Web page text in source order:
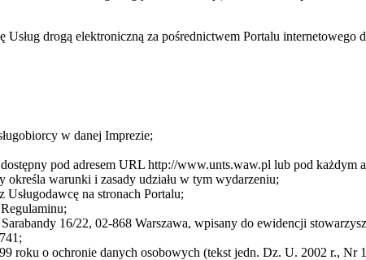
drogą elektroniczną za pośrednictwem Portalu internetowego
w danej Imprezie;
pod adresem URL http://www.unts.waw.pl lub pod każdym
warunki i zasady udziału w tym wydarzeniu;
na stronach Portalu;
16/22, 02-868 Warszawa, wpisany do ewidencji
roku o ochronie danych osobowych (tekst jedn. Dz. U. 2002 r., Nr